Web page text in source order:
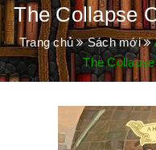
The Collapse
Trang chủ Sách mới
The